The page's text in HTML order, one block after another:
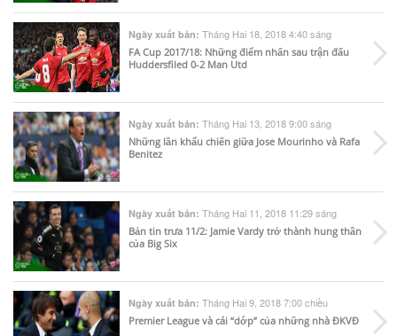
Ngày xuất bản: Tháng Hai 18, 2018 4:40 sáng
FA Cup 2017/18: Những điểm nhấn sau trận đấu
Huddersfiled 0-2 Man Utd
Ngày xuất bản: Tháng Hai 13, 2018 9:00 sáng
Những lần khẩu chiến giữa Jose Mourinho và Rafa
Benitez
Ngày xuất bản: Tháng Hai 11, 2018 11:29 sáng
Bản tin trưa 11/2: Jamie Vardy trở thành hung thần
của Big Six
Ngày xuất bản: Tháng Hai 9, 2018 7:00 chiều
Premier League và cái “dớp” của những nhà ĐKVĐ